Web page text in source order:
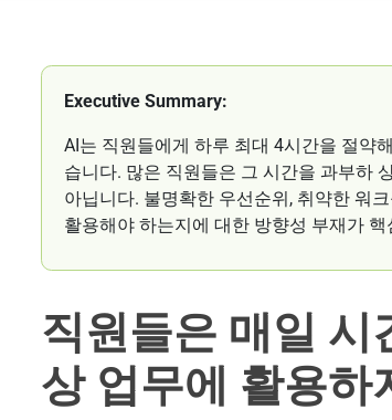
Executive Summary:
AI는 직원들에게 하루 최대 4시간을 절약
습니다. 많은 직원들은 그 시간을 과부하
아닙니다. 불명확한 우선순위, 취약한 워
활용해야 하는지에 대한 방향성 부재가 핵
직원들은 매일 시
상 업무에 활용하